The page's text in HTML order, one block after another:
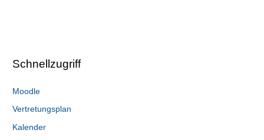
Schnellzugriff
Moodle
Vertretungsplan
Kalender